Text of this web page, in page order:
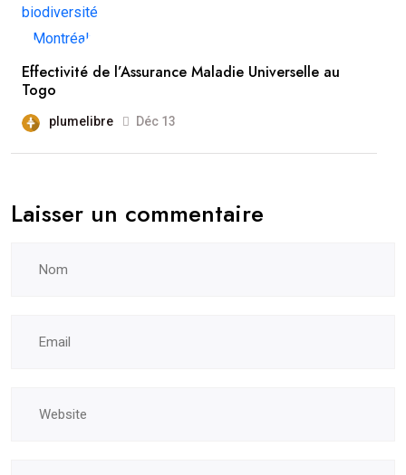
Effectivité de l’Assurance Maladie Universelle au
Togo
plumelibre Déc 13
Laisser un commentaire